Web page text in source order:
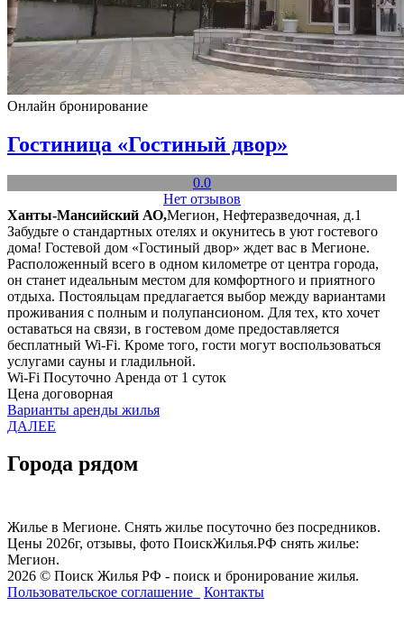
Онлайн бронирование
Гостиница «Гостиный двор»
0.0
Нет отзывов
Ханты-Мансийский АО,Мегион, Нефтеразведочная, д.1
Забудьте о стандартных отелях и окунитесь в уют гостевого
дома! Гостевой дом «Гостиный двор» ждет вас в Мегионе.
Расположенный всего в одном километре от центра города,
он станет идеальным местом для комфортного и приятного
отдыха. Постояльцам предлагается выбор между вариантами
проживания с полным и полупансионом. Для тех, кто хочет
оставаться на связи, в гостевом доме предоставляется
бесплатный Wi-Fi. Кроме того, гости могут воспользоваться
услугами сауны и гладильной.
Wi-Fi Посуточно Аренда от 1 суток
Цена договорная
Варианты аренды жилья
ДАЛЕЕ
Города рядом
Жилье в Мегионе. Снять жилье посуточно без посредников.
Цены 2026г, отзывы, фото ПоискЖилья.РФ снять жилье:
Мегион.
2026 © Поиск Жилья РФ - поиск и бронирование жилья.
Пользовательское соглашение
Контакты